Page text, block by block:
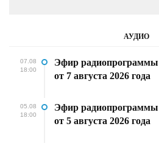
АУДИО
07.08
18:00
Эфир
от 7 августа 2026 года
05.08
18:00
Эфир
от 5 августа 2026 года